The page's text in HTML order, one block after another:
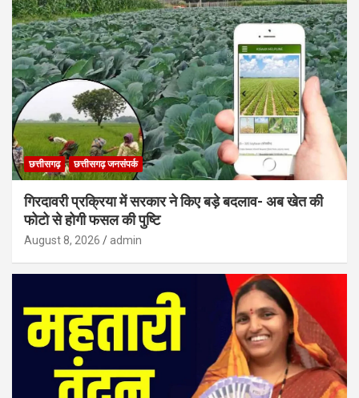
छत्तीसगढ़ छत्तीसगढ़ जनसंपर्क
गिरदावरी प्रक्रिया में सरकार ने किए बड़े बदलाव- अब खेत की
फोटो से होगी फसल की पुष्टि
August 8, 2026 admin